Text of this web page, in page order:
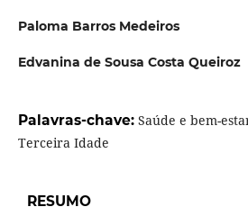
Paloma Barros Medeiros
Edvanina de Sousa Costa Queiroz
Palavras-chave: Saúde e bem-
Terceira Idade
RESUMO